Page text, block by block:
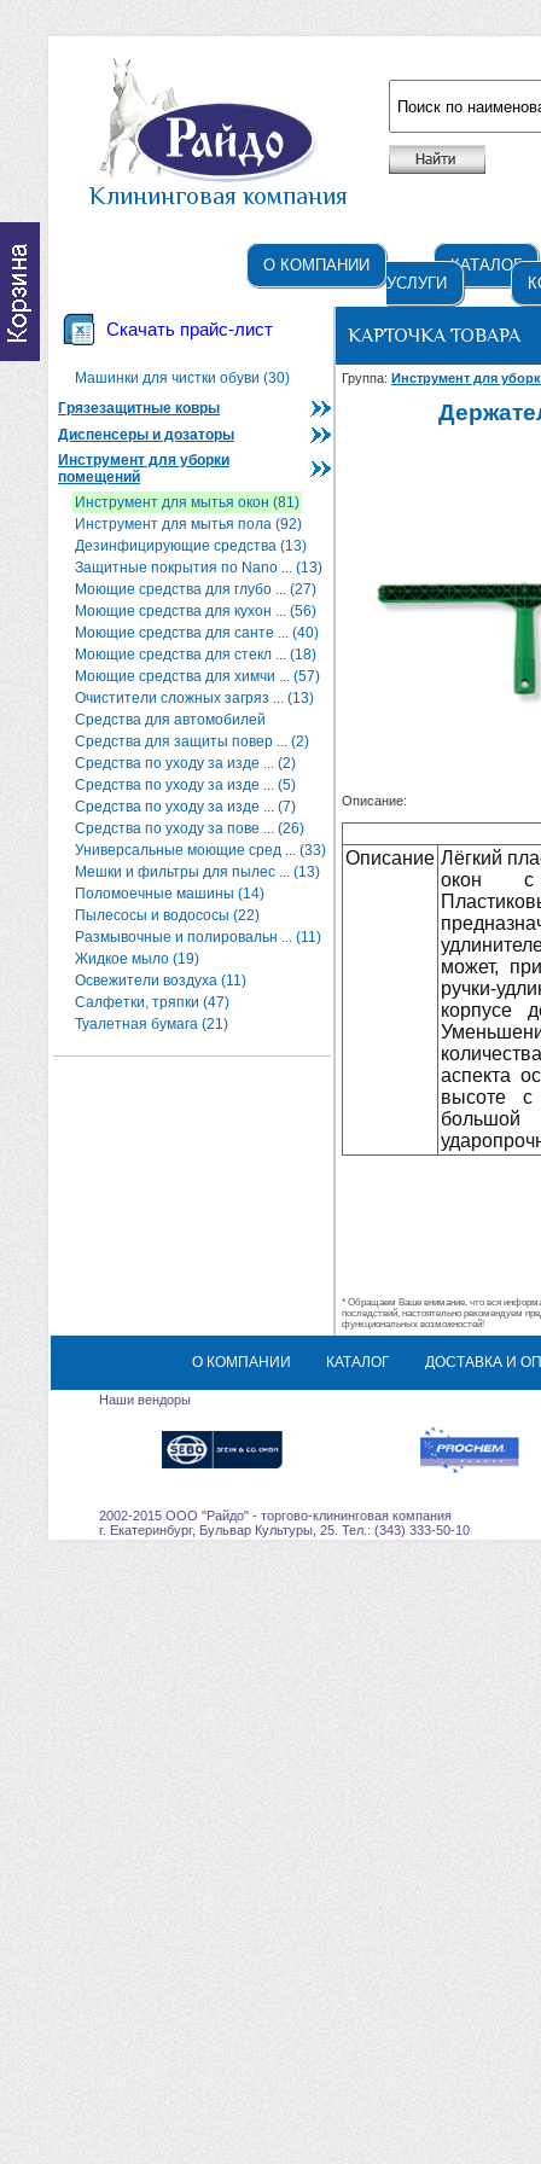
Клининговая компания
О КОМПАНИИ
КАТАЛОГ
УСЛУГИ
Скачать прайс-лист
Машинки для чистки обуви (30)
Грязезащитные ковры
Диспенсеры и дозаторы
Инструмент для уборки
помещений
Инструмент для мытья окон (81)
Инструмент для мытья пола (92)
Дезинфицирующие средства (13)
Защитные покрытия по Nano ... (13)
Моющие средства для глубо ... (27)
Моющие средства для кухон ... (56)
Моющие средства для санте ... (40)
Моющие средства для стекл ... (18)
Моющие средства для химчи ... (57)
Очистители сложных загряз ... (13)
Средства для автомобилей
Средства для защиты повер ... (2)
Средства по уходу за изде ... (2)
Средства по уходу за изде ... (5)
Средства по уходу за изде ... (7)
Средства по уходу за пове ... (26)
Универсальные моющие сред ... (33)
Мешки и фильтры для пылес ... (13)
Поломоечные машины (14)
Пылесосы и водососы (22)
Размывочные и полировальн ... (11)
Жидкое мыло (19)
Освежители воздуха (11)
Салфетки, тряпки (47)
Туалетная бумага (21)
КАРТОЧКА ТОВАРА
Группа: Инструмент для
Описание:
Описание Лёгкий
окон с
может,
ручки-
корпусе
аспекта
высоте с
большой
* Обращаем Ваше внимание, что вся
последствий, настоятельно рекомендуем
функциональных возможностей!
О КОМПАНИИ КАТАЛОГ ДОСТАВКА И
Наши вендоры
2002-2015 ООО "Райдо" - торгово-клининговая компания
г. Екатеринбург, Бульвар Культуры, 25. Тел.: (343) 333-50-10